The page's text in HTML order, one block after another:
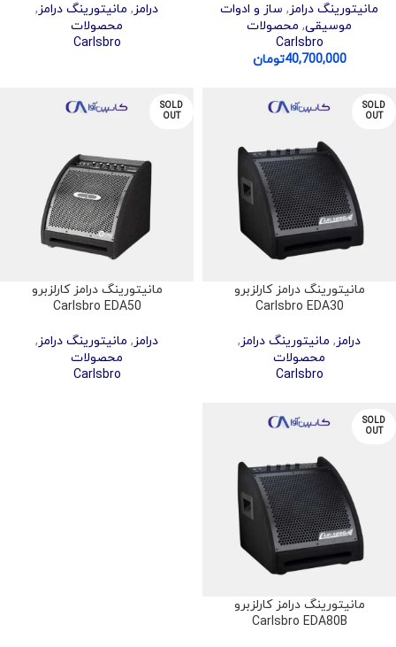
مانیتورینگ درامز, ساز و ادوات
موسیقی, محصولات
Carlsbro
40,700,000تومان
درامز, مانیتورینگ درامز,
محصولات
Carlsbro
SOLD
OUT
مانیتورینگ درامز کارلزبرو
Carlsbro EDA30
درامز, مانیتورینگ درامز,
محصولات
Carlsbro
SOLD
OUT
مانیتورینگ درامز کارلزبرو
Carlsbro EDA50
درامز, مانیتورینگ درامز,
محصولات
Carlsbro
SOLD
OUT
مانیتورینگ درامز کارلزبرو
Carlsbro EDA80B